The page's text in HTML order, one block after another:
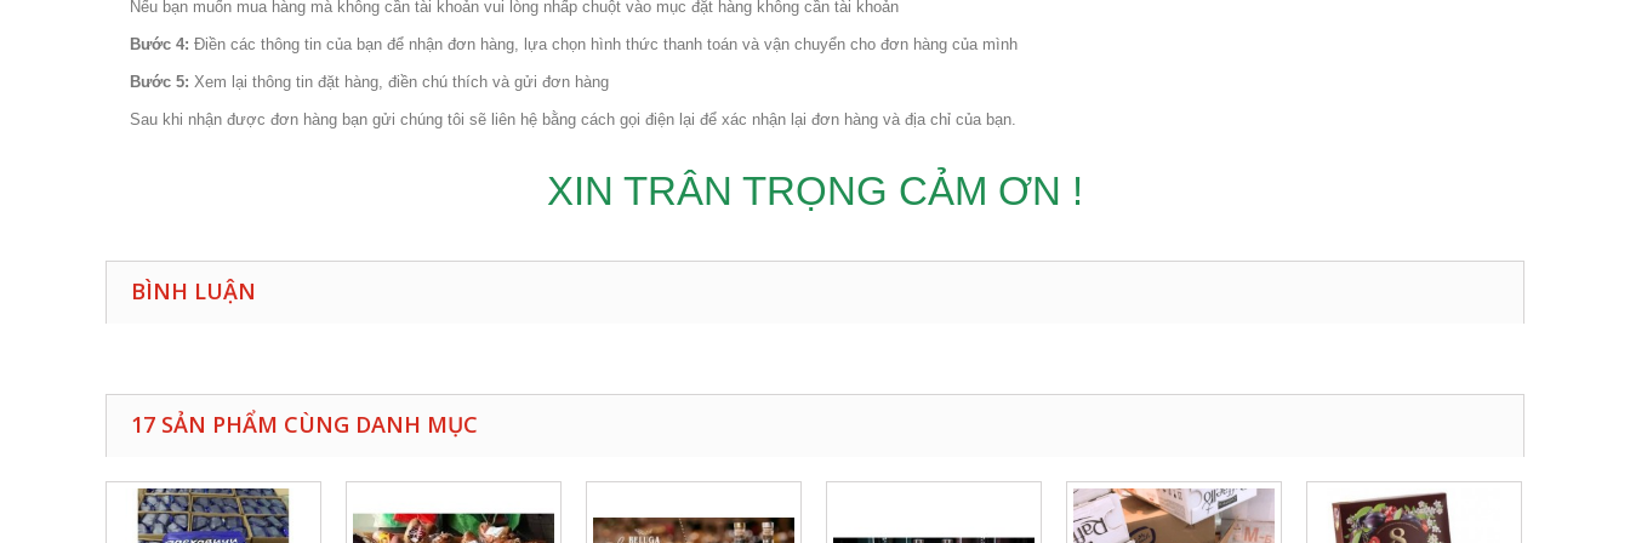
Nếu bạn muốn mua hàng mà không cần tài khoản vui lòng nhấp chuột vào mục đặt hàng không cần tài khoản
Bước 4: Điền các thông tin của bạn để nhận đơn hàng, lựa chọn hình thức thanh toán và vận chuyển cho đơn hàng của mình
Bước 5: Xem lại thông tin đặt hàng, điền chú thích và gửi đơn hàng
Sau khi nhận được đơn hàng bạn gửi chúng tôi sẽ liên hệ bằng cách gọi điện lại để xác nhận lại đơn hàng và địa chỉ của bạn.
XIN TRÂN TRỌNG CẢM ƠN !
BÌNH LUẬN
17 SẢN PHẨM CÙNG DANH MỤC